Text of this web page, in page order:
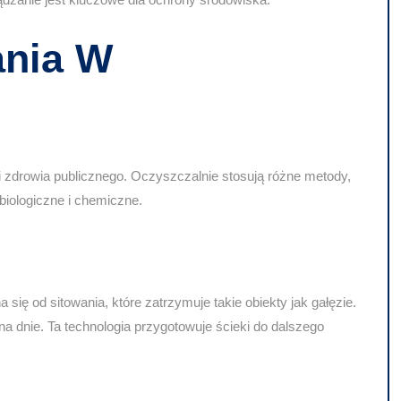
W
publicznego. Oczyszczalnie stosują różne metody,
i chemiczne.
od sitowania, które zatrzymuje takie obiekty jak gałęzie.
dnie. Ta technologia przygotowuje ścieki do dalszego